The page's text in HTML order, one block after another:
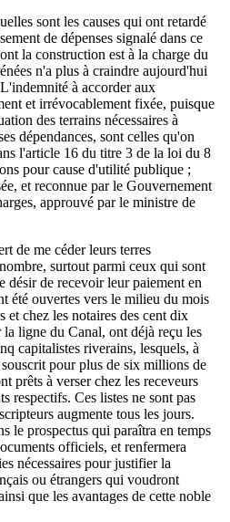
sont les causes qui ont retardé
de dépenses signalé dans ce
la construction est à la charge du
n'a plus à craindre aujourd'hui
à accorder aux
et irrévocablement fixée, puisque
des terrains nécessaires à
dépendances, sont celles qu'on
l'article 16 du titre 3 de la loi du 8
pour cause d'utilité publique ;
et reconnue par le Gouvernement
approuvé par le ministre de
de me céder leurs terres
surtout parmi ceux qui sont
désir de recevoir leur paiement en
été ouvertes vers le milieu du mois
et chez les notaires des cent dix
ligne du Canal, ont déjà reçu les
capitalistes riverains, lesquels, à
pour plus de six millions de
prêts à verser chez les receveurs
respectifs. Ces listes ne sont pas
augmente tous les jours.
le prospectus qui paraîtra en temps
officiels, et renfermera
nécessaires pour justifier la
ou étrangers qui voudront
que les avantages de cette noble